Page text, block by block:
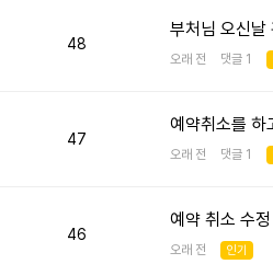
48
부처님 오신날
오래 전 댓글 1
47
예약취소를 하
오래 전 댓글 1
46
예약 취소 수정
오래 전 인기